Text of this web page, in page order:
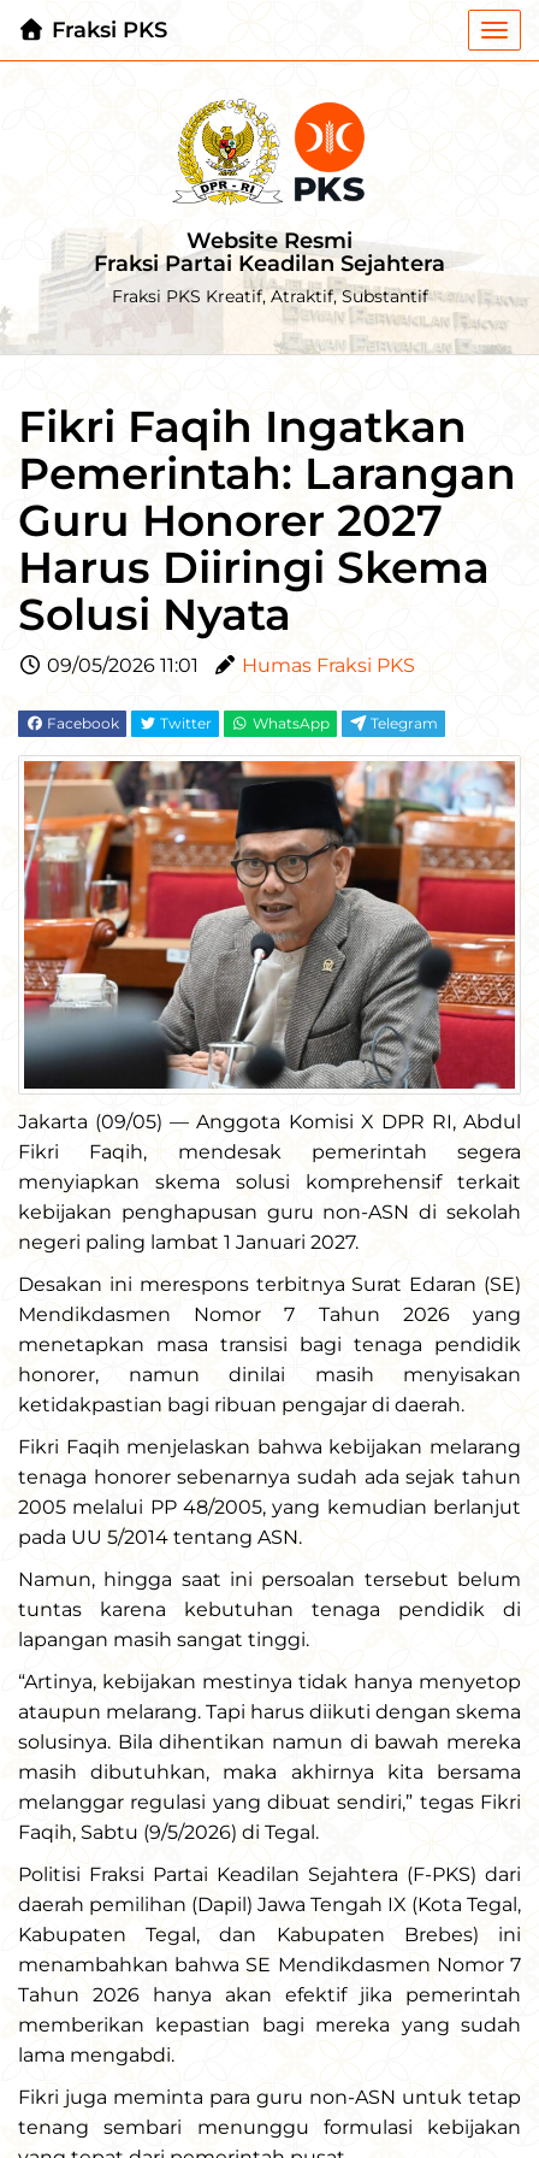
Fraksi PKS
Website Resmi
Fraksi Partai Keadilan Sejahtera
Fraksi PKS Kreatif, Atraktif, Substantif
Fikri Faqih Ingatkan
Pemerintah: Larangan
Guru Honorer 2027
Harus Diiringi Skema
Solusi Nyata
09/05/2026 11:01 Humas Fraksi PKS
Facebook Twitter WhatsApp Telegram
Jakarta (09/05) — Anggota Komisi X DPR RI, Abdul
Fikri Faqih, mendesak pemerintah segera
menyiapkan skema solusi komprehensif terkait
kebijakan penghapusan guru non-ASN di sekolah
negeri paling lambat 1 Januari 2027.
Desakan ini merespons terbitnya Surat Edaran (SE)
Mendikdasmen Nomor 7 Tahun 2026 yang
menetapkan masa transisi bagi tenaga pendidik
honorer, namun dinilai masih menyisakan
ketidakpastian bagi ribuan pengajar di daerah.
Fikri Faqih menjelaskan bahwa kebijakan melarang
tenaga honorer sebenarnya sudah ada sejak tahun
2005 melalui PP 48/2005, yang kemudian berlanjut
pada UU 5/2014 tentang ASN.
Namun, hingga saat ini persoalan tersebut belum
tuntas karena kebutuhan tenaga pendidik di
lapangan masih sangat tinggi.
“Artinya, kebijakan mestinya tidak hanya menyetop
ataupun melarang. Tapi harus diikuti dengan skema
solusinya. Bila dihentikan namun di bawah mereka
masih dibutuhkan, maka akhirnya kita bersama
melanggar regulasi yang dibuat sendiri,” tegas Fikri
Faqih, Sabtu (9/5/2026) di Tegal.
Politisi Fraksi Partai Keadilan Sejahtera (F-PKS) dari
daerah pemilihan (Dapil) Jawa Tengah IX (Kota Tegal,
Kabupaten Tegal, dan Kabupaten Brebes) ini
menambahkan bahwa SE Mendikdasmen Nomor 7
Tahun 2026 hanya akan efektif jika pemerintah
memberikan kepastian bagi mereka yang sudah
lama mengabdi.
Fikri juga meminta para guru non-ASN untuk tetap
tenang sembari menunggu formulasi kebijakan